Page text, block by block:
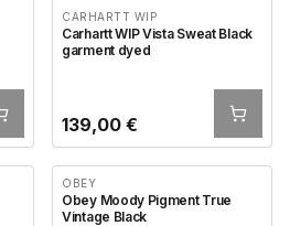
CARHARTT WIP
Carhartt WIP Vista Sweat Black
garment dyed
139,00 €
OBEY
Obey Moody Pigment True
Vintage Black